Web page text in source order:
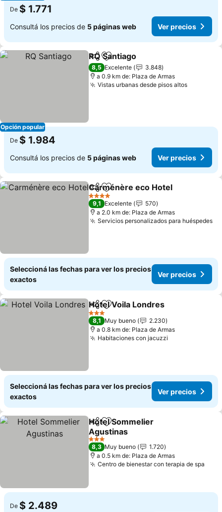
De $ 1.771
Consultá los precios de 5 páginas web Ver precios
Opción popular
CompartirAñadir a favoritos
RQ Santiago
8,5 Excelente
3.848
a 0.9 km de: Plaza de Armas
Vistas urbanas desde pisos altosVer
De $ 1.984
Consultá los precios de 5 páginas web Ver precios
CompartirAñadir a favoritos
Carménère eco Hotel
4 Estrellas
9,1 Excelente
570
a 2.0 km de: Plaza de Armas
Servicios personalizados para huéspedes
Seleccioná las fechas para ver los precios
exactos
Ver precios
CompartirAñadir a favoritos
Hotel Voila Londres
3 Estrellas
8,1 Muy bueno
2.230
a 0.8 km de: Plaza de Armas
Habitaciones con jacuzzi
Seleccioná las fechas para ver los precios
exactos
Ver precios
CompartirAñadir a favoritos
Hotel Sommelier
Agustinas
Ver precios
3 Estrellas
8,3 Muy bueno
1.720
a 0.5 km de: Plaza de Armas
Centro de bienestar con terapia de spa
De $ 2.489